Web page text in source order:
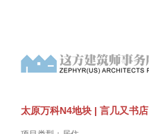
太原万科N4地块 | 言几又书店